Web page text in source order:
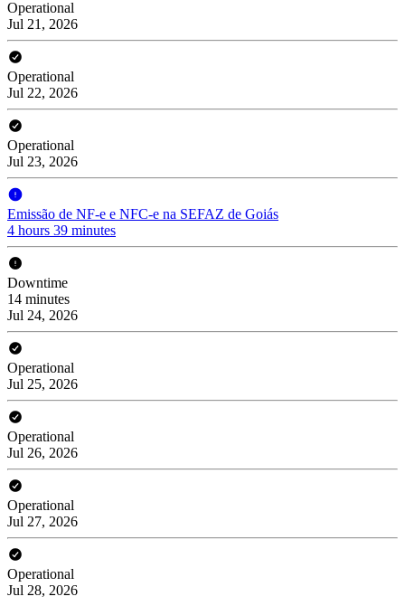
Operational
Jul 21, 2026
Operational
Jul 22, 2026
Operational
Jul 23, 2026
Emissão de NF-e e NFC-e na SEFAZ de Goiás
4 hours 39 minutes
Downtime
14 minutes
Jul 24, 2026
Operational
Jul 25, 2026
Operational
Jul 26, 2026
Operational
Jul 27, 2026
Operational
Jul 28, 2026